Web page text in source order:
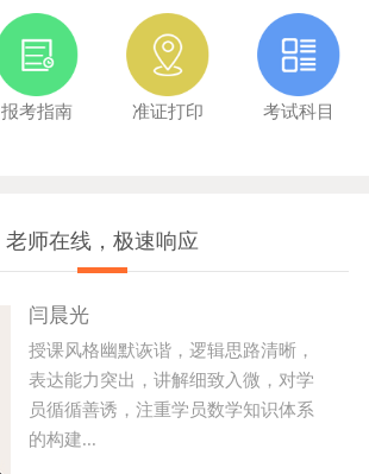
报考指南 准证打印 考试科目
老师在线，极速响应
闫晨光
授课风格幽默诙谐，逻辑思路清晰，
表达能力突出，讲解细致入微，对学
员循循善诱，注重学员数学知识体系
的构建...